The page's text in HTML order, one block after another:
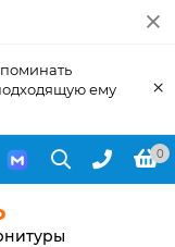
ему
×
0